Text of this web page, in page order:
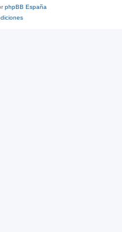
phpBB España